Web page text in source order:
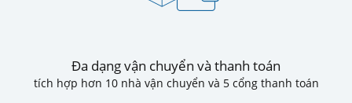
Đa dạng vận chuyển và thanh toán
tích hợp hơn 10 nhà vận chuyển và 5 cổng thanh toán